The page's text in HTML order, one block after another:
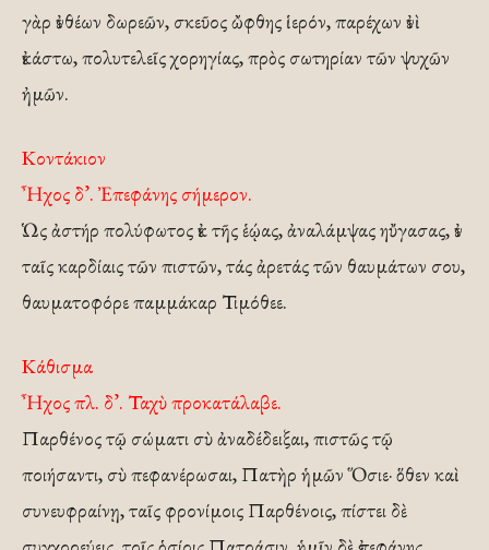
γὰρ ἐνθέων δωρεῶν, σκεῦος ὤφθης ἱερόν, παρέχων ἐνὶ
ἐκάστω, πολυτελεῖς χορηγίας, πρὸς σωτηρίαν τῶν ψυχῶν
ἠμῶν.
Κοντάκιον
Ἦχος δ’. Ἐπεφάνης σήμερον.
Ὡς ἀστήρ πολύφωτος ἐκ τῆς ἑῴας, ἀναλάμψας ηὔγασας, ἐν
ταῖς καρδίαις τῶν πιστῶν, τάς ἀρετάς τῶν θαυμάτων σου,
θαυματοφόρε παμμάκαρ Τιμόθεε.
Κάθισμα
Ἦχος πλ. δ’. Ταχὺ προκατάλαβε.
Παρθένος τῷ σώματι σὺ ἀναδέδειξαι, πιστῶς τῷ
ποιήσαντι, σὺ πεφανέρωσαι, Πατὴρ ἡμῶν Ὅσιε· ὅθεν καὶ
συνευφραίνῃ, ταῖς φρονίμοις Παρθένοις, πίστει δὲ